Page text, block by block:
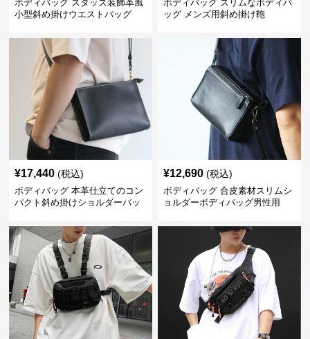
ボディバッグ スタッズ装飾革風
小型斜め掛けウエストバッグ
ボディバッグ スリムなボディバ
ッグ メンズ用斜め掛け鞄
¥17,440 (税込)
ボディバッグ 本革仕立てのコン
パクト斜め掛けショルダーバッ
¥12,690 (税込)
ボディバッグ 合皮素材スリムシ
ョルダーボディバッグ男性用